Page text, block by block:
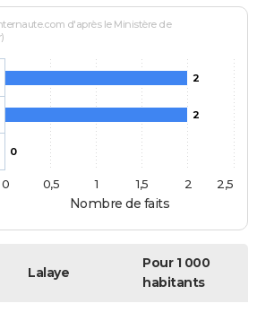
Nombre de faits
d'après le Ministère de
2
2
0
0
0,5 1 1,5 2 2,5
Lalaye
Pour 1 000
habitants